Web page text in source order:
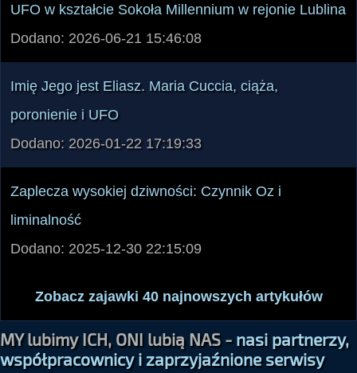
UFO w kształcie Sokoła Millennium w rejonie Lublina
Dodano: 2026-06-21 15:46:08
Imię Jego jest Eliasz. Maria Cuccia, ciąża,
poronienie i UFO
Dodano: 2026-01-22 17:19:33
Zaplecza wysokiej dziwności: Czynnik Oz i
liminalność
Dodano: 2025-12-30 22:15:09
Zobacz zajawki 40 najnowszych artykułów
MY lubimy ICH, ONI lubią NAS -nasi partnerzy,
współpracownicy i zaprzyjaźnione serwisy